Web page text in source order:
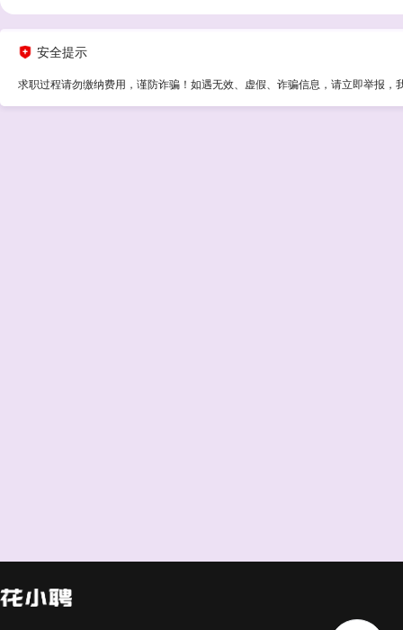
安全提示
求职过程请勿缴纳费用，谨防诈骗！如遇无效、虚假、诈骗信息，请立即举报，